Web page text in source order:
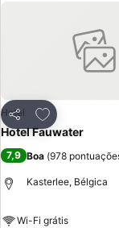
Partilhar
Adicionar aos
Hotel
Hotel Fauwater
7,9 Boa (978
Kasterlee, Bélgica
Wi-Fi grátis